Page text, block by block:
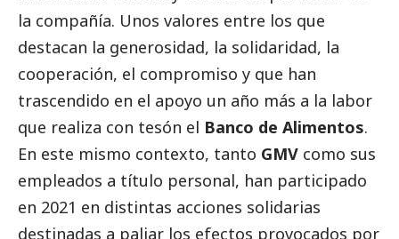
la compañía. Unos valores entre los que
destacan la generosidad, la solidaridad, la
cooperación, el compromiso y que han
trascendido en el apoyo un año más a la labor
que realiza con tesón el Banco de Alimentos.
En este mismo contexto, tanto GMV como sus
empleados a título personal, han participado
en 2021 en distintas acciones solidarias
destinadas a paliar los efectos provocados por